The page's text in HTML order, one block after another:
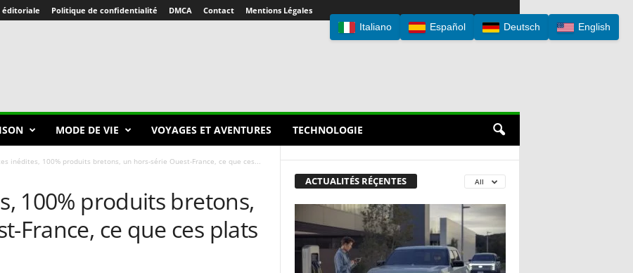
éditoriale Politique de confidentialité DMCA Contact Mentions Légales
MODE DE VIE VOYAGES ET AVENTURES TECHNOLOGIE
inédites, 100% produits bretons, un hors-série Ouest-France, ce que ces...
100% produits bretons,
France, ce que ces plats
ACTUALITÉS RÉÇENTES All
Italiano Español Deutsch English